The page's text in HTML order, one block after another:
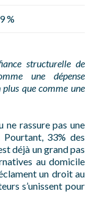
9 %
structurelle de
une dépense
que comme une
rassure pas une
33% des
déjà un grand pas
au domicile
un droit au
s’unissent pour